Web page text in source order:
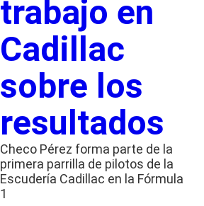
trabajo en
Cadillac
sobre los
resultados
Checo Pérez forma parte de la
primera parrilla de pilotos de la
Escudería Cadillac en la Fórmula
1